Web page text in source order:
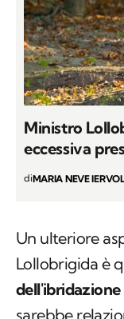
Ministro
eccessiva
diMARIA NEVE
Un ulteriore
Lollobrigida è
sarebbe